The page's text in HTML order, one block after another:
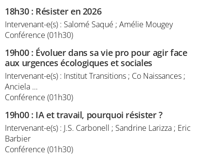
18h30: Résister en 2026
Intervenant-e(s) : Salomé Saqué ; Amélie Mougey
Conférence (01h30)
19h00: Évoluer dans sa vie pro pour agir face
aux urgences écologiques et sociales
Intervenant-e(s) : Institut Transitions ; Co Naissances ;
Anciela …
Conférence (01h30)
19h00: IA et travail, pourquoi résister ?
Intervenant-e(s) : J.S. Carbonell ; Sandrine Larizza ; Eric
Barbier
Conférence (01h30)